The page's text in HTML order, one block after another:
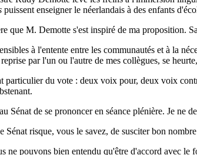
puissent enseigner le néerlandais à des enfants
que M. Demotte s'est inspiré de ma proposition.
à l'entente entre les communautés et à la
par l'un ou l'autre de mes collègues, se
particulier du vote : deux voix pour, deux voix
Sénat de se prononcer en séance plénière. Je
Sénat risque, vous le savez, de susciter bon
ne pouvons bien entendu qu'être d'accord avec